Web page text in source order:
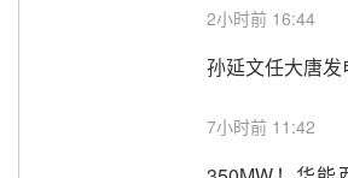
2小时前 16:44
孙延文任大唐发
7小时前 11:42